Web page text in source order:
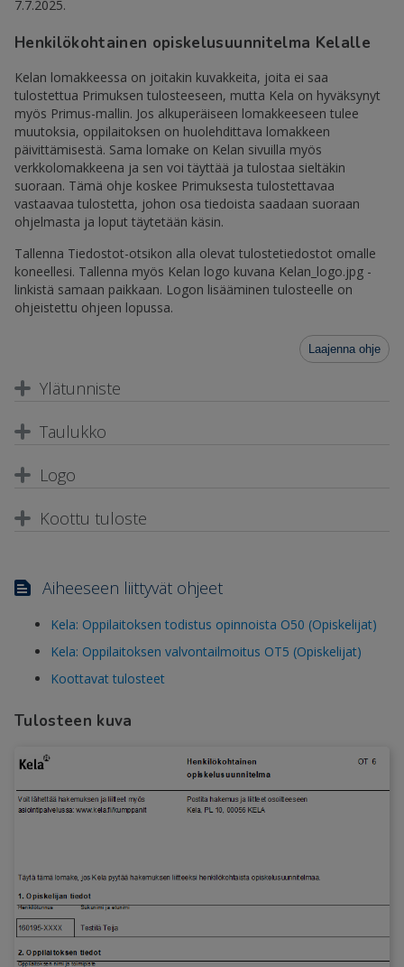
7.7.2025.
Henkilökohtainen opiskelusuunnitelma Kelalle
Kelan lomakkeessa on joitakin kuvakkeita, joita ei saa
tulostettua Primuksen tulosteeseen, mutta Kela on hyväksynyt
myös Primus-mallin. Jos alkuperäiseen lomakkeeseen tulee
muutoksia, oppilaitoksen on huolehdittava lomakkeen
päivittämisestä. Sama lomake on Kelan sivuilla myös
verkkolomakkeena ja sen voi täyttää ja tulostaa sieltäkin
suoraan. Tämä ohje koskee Primuksesta tulostettavaa
vastaavaa tulostetta, johon osa tiedoista saadaan suoraan
ohjelmasta ja loput täytetään käsin.
Tallenna Tiedostot-otsikon alla olevat tulostetiedostot omalle
koneellesi. Tallenna myös Kelan logo kuvana Kelan_logo.jpg -
linkistä samaan paikkaan. Logon lisääminen tulosteelle on
ohjeistettu ohjeen lopussa.
Laajenna ohje
Ylätunniste
Taulukko
Logo
Koottu tuloste
Aiheeseen liittyvät ohjeet
Kela: Oppilaitoksen todistus opinnoista O50 (Opiskelijat)
Kela: Oppilaitoksen valvontailmoitus OT5 (Opiskelijat)
Koottavat tulosteet
Tulosteen kuva